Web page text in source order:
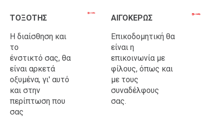
ΤΟΞΟΤΗΣ
Η διαίσθηση και
το
ένστικτό σας, θα
είναι αρκετά
οξυμένα, γι' αυτό
και στην
περίπτωση που
σας
ΑΙΓΟΚΕΡΩΣ
Επικοδομητική θα
είναι η
επικοινωνία με
φίλους, όπως και
με τους
συναδέλφους
σας.